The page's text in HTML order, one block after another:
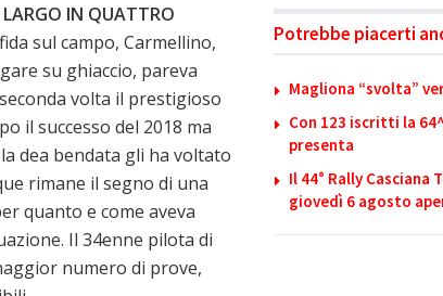
Potrebbe piacerti
Magliona “svolta”
Con 123 iscritti la
presenta
Il 44° Rally Casciana
giovedì 6 agosto
LARGO IN QUATTRO
sul campo, Carmellino,
su ghiaccio, pareva
volta il prestigioso
il successo del 2018 ma
dea bendata gli ha voltato
rimane il segno di una
quanto e come aveva
Il 34enne pilota di
numero di prove,